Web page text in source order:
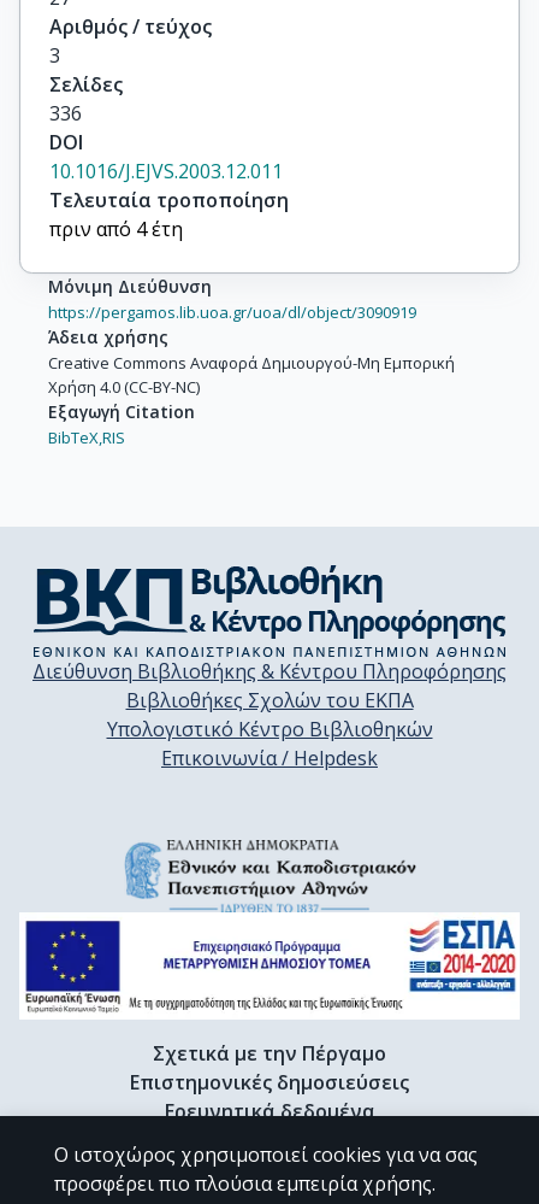
Αριθμός / τεύχος
3
Σελίδες
336
DOI
10.1016/J.EJVS.2003.12.011
Τελευταία τροποποίηση
πριν από 4 έτη
Μόνιμη Διεύθυνση
https://pergamos.lib.uoa.gr/uoa/dl/object/3090919
Άδεια χρήσης
Creative Commons Αναφορά Δημιουργού-Μη Εμπορική
Χρήση 4.0 (CC-BY-NC)
Εξαγωγή Citation
BibTeX,RIS
Διεύθυνση Βιβλιοθήκης & Κέντρου Πληροφόρησης
Βιβλιοθήκες Σχολών του ΕΚΠΑ
Υπολογιστικό Κέντρο Βιβλιοθηκών
Επικοινωνία / Helpdesk
Σχετικά με την Πέργαμο
Επιστημονικές δημοσιεύσεις
Ερευνητικά δεδομένα
Διδακτορικές διατριβές & Γκρίζα βιβλιογραφία
Προφίλ Ερευνητή
Ο ιστοχώρος χρησιμοποιεί cookies για να σας
προσφέρει πιο πλούσια εμπειρία χρήσης.